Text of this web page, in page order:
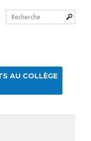
AU COLLÈGE
Chercher par